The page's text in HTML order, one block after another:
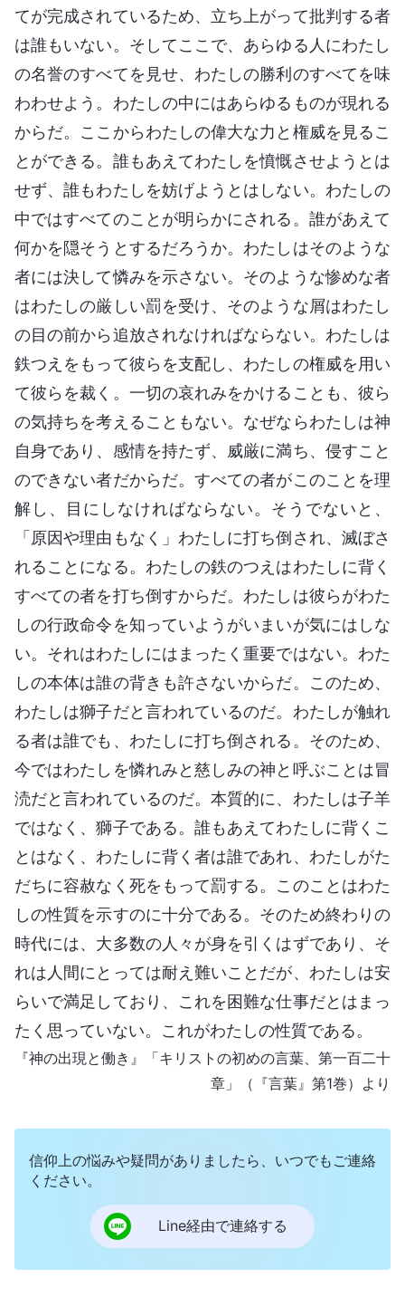
てが完成されているため、立ち上がって批判する者
は誰もいない。そしてここで、あらゆる人にわたし
の名誉のすべてを見せ、わたしの勝利のすべてを味
わわせよう。わたしの中にはあらゆるものが現れる
からだ。ここからわたしの偉大な力と権威を見るこ
とができる。誰もあえてわたしを憤慨させようとは
せず、誰もわたしを妨げようとはしない。わたしの
中ではすべてのことが明らかにされる。誰があえて
何かを隠そうとするだろうか。わたしはそのような
者には決して憐みを示さない。そのような惨めな者
はわたしの厳しい罰を受け、そのような屑はわたし
の目の前から追放されなければならない。わたしは
鉄つえをもって彼らを支配し、わたしの権威を用い
て彼らを裁く。一切の哀れみをかけることも、彼ら
の気持ちを考えることもない。なぜならわたしは神
自身であり、感情を持たず、威厳に満ち、侵すこと
のできない者だからだ。すべての者がこのことを理
解し、目にしなければならない。そうでないと、
「原因や理由もなく」わたしに打ち倒され、滅ぼさ
れることになる。わたしの鉄のつえはわたしに背く
すべての者を打ち倒すからだ。わたしは彼らがわた
しの行政命令を知っていようがいまいが気にはしな
い。それはわたしにはまったく重要ではない。わた
しの本体は誰の背きも許さないからだ。このため、
わたしは獅子だと言われているのだ。わたしが触れ
る者は誰でも、わたしに打ち倒される。そのため、
今ではわたしを憐れみと慈しみの神と呼ぶことは冒
涜だと言われているのだ。本質的に、わたしは子羊
ではなく、獅子である。誰もあえてわたしに背くこ
とはなく、わたしに背く者は誰であれ、わたしがた
だちに容赦なく死をもって罰する。このことはわた
しの性質を示すのに十分である。そのため終わりの
時代には、大多数の人々が身を引くはずであり、そ
れは人間にとっては耐え難いことだが、わたしは安
らいで満足しており、これを困難な仕事だとはまっ
たく思っていない。これがわたしの性質である。
『神の出現と働き』「キリスト の初めの言葉、第一百二十
章」（『言葉』第1巻）より
信仰上の悩みや疑問がありましたら、いつでもご連絡
ください。
Line経由で連絡する